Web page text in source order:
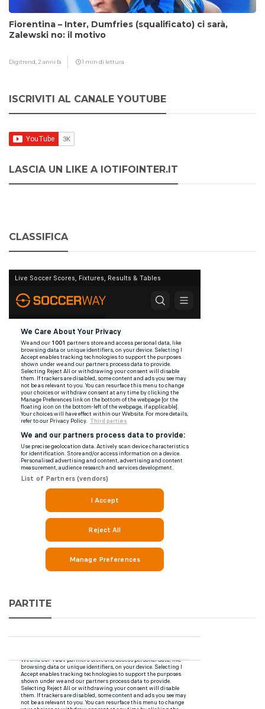
Fiorentina – Inter, Dumfries (squalificato) ci sarà,
Zalewski no: il motivo
Digitrend, 2 anni fa 1 min di lettura
ISCRIVITI AL CANALE YOUTUBE
LASCIA UN LIKE A IOTIFOINTER.IT
CLASSIFICA
PARTITE